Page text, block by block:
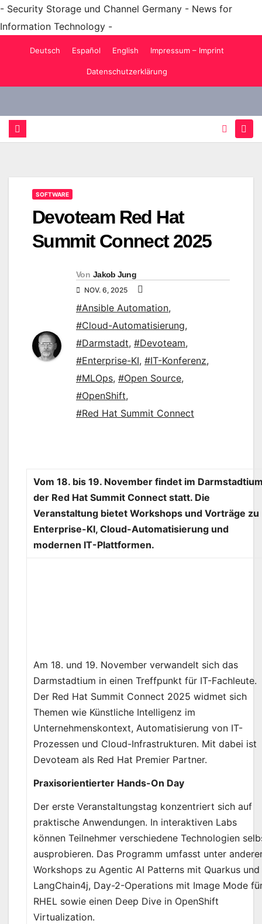
- Security Storage und Channel Germany - News for
Information Technology -
Deutsch Español English Impressum – Imprint
Datenschutzerklärung
SOFTWARE
Devoteam Red Hat
Summit Connect 2025
Von Jakob Jung
NOV. 6, 2025
#Ansible Automation,
#Cloud-Automatisierung,
#Darmstadt, #Devoteam,
#Enterprise-KI, #IT-Konferenz,
#MLOps, #Open Source,
#OpenShift,
#Red Hat Summit Connect
Vom 18. bis 19. November findet im
der Red Hat Summit Connect statt. Die
Veranstaltung bietet Workshops und Vorträge zu
Enterprise-KI, Cloud-Automatisierung und
modernen IT-Plattformen.
Am 18. und 19. November verwandelt sich das
Darmstadtium in einen Treffpunkt für IT-Fachleute.
Der Red Hat Summit Connect 2025 widmet sich
Themen wie Künstliche Intelligenz im
Unternehmenskontext, Automatisierung von IT-
Prozessen und Cloud-Infrastrukturen. Mit dabei ist
Devoteam als Red Hat Premier Partner.
Praxisorientierter Hands-On Day
Der erste Veranstaltungstag konzentriert sich auf
praktische Anwendungen. In interaktiven Labs
können Teilnehmer verschiedene Technologien
ausprobieren. Das Programm umfasst unter
Workshops zu Agentic AI Patterns mit Quarkus und
LangChain4j, Day-2-Operations mit Image Mode
RHEL sowie einen Deep Dive in OpenShift
Virtualization.